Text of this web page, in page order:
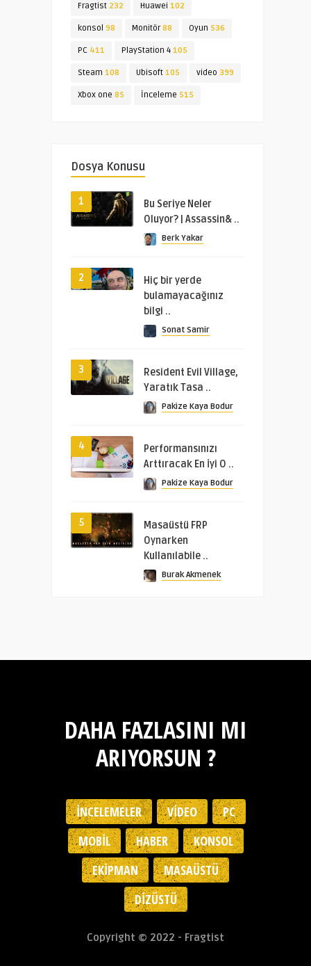
Fragtist 232 Huawei 102
konsol 98 Monitör88 Oyun 536
PC 411 PlayStation 4 105
Steam 108 Ubisoft 105 video 399
Xbox one 85 İnceleme 515
Dosya Konusu
1
Bu Seriye Neler
Oluyor? | Assassin& ..
Berk Yakar
2
Hiç bir yerde
bulamayacağınız
bilgi ..
Sonat Samir
3
Resident Evil Village,
Yaratık Tasa ..
Pakize Kaya Bodur
4
Performansınızı
Arttıracak En İyi O ..
Pakize Kaya Bodur
5
Masaüstü FRP
Oynarken
Kullanılabile ..
Burak Akmenek
DAHA FAZLASINI MI
ARIYORSUN ?
İNCELEMELER VIDEO
PC
MOBIL
HABER
KONSOL
EKIPMAN
MASAÜSTÜ
DIZÜSTÜ
Copyright © 2022 - Fragtist